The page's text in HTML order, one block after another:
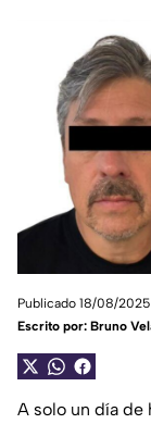
Publicado 18/08/2025
Escrito por: Bruno
A solo un día de